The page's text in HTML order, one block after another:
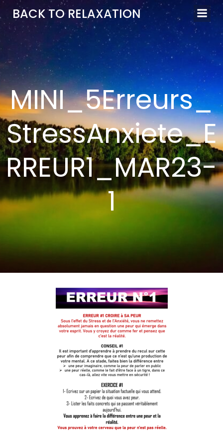
Aller
au
contenu
BACK TO RELAXATION
MINI_5Erreurs_
StressAnxiete_E
RREUR1_MAR23-
1